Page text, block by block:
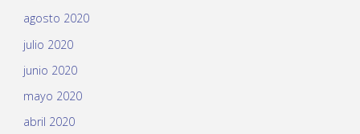
agosto 2020
julio 2020
junio 2020
mayo 2020
abril 2020